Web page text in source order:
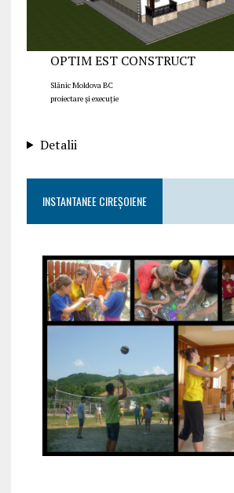
OPTIM EST CONSTRUCT
Slănic Moldova BC
proiectare și execuție
Detalii
INSTANTANEE CIREȘOIENE